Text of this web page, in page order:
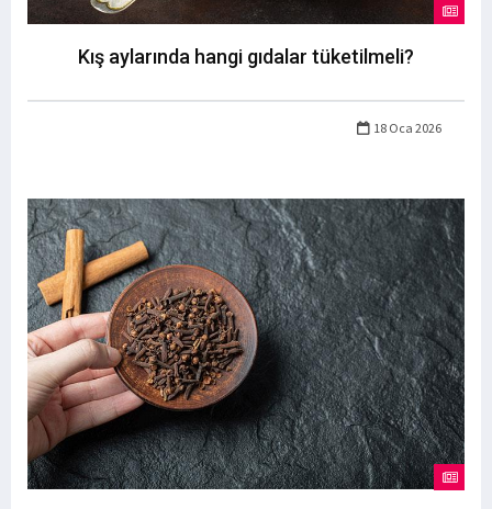
Kış aylarında hangi gıdalar tüketilmeli?
18 Oca 2026